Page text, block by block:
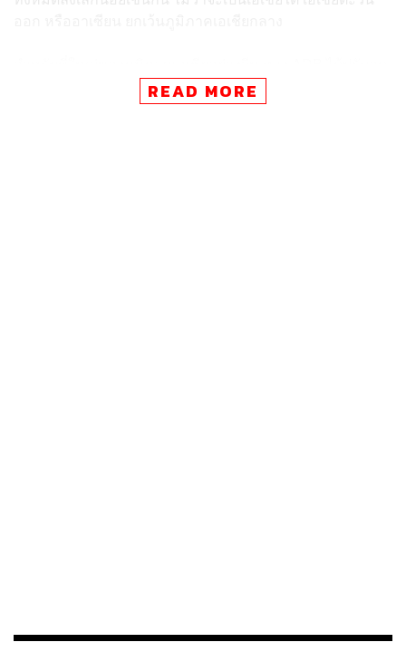
คาดการณ์การเติบโตของจีนเหลือ 8% ในปีนี้ และ 5.3% ในปี
หน้า ลดลงจากประมาณการในเดือนกันยายนที่ 0.1% และ
READ MORE